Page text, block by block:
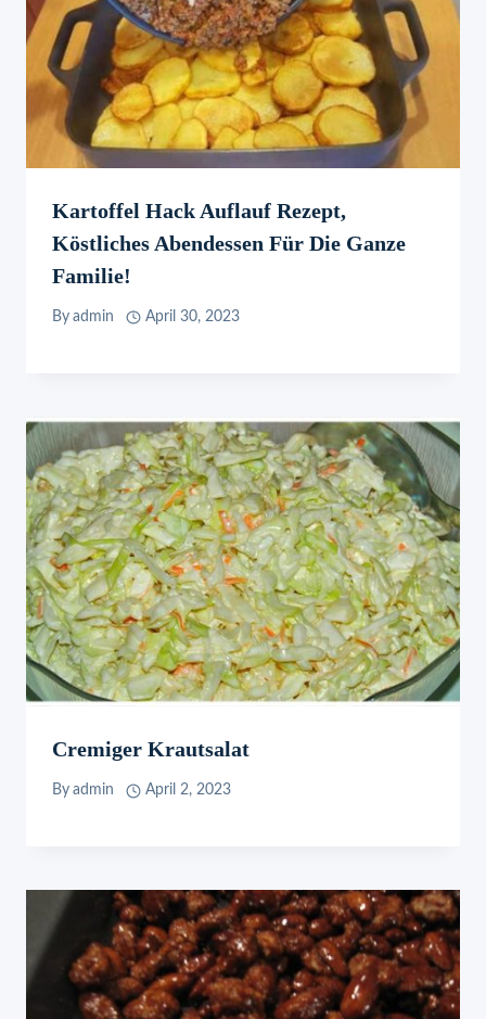
Kartoffel Hack Auflauf Rezept,
Köstliches Abendessen Für Die Ganze
Familie!
By admin April 30, 2023
Cremiger Krautsalat
By admin April 2, 2023